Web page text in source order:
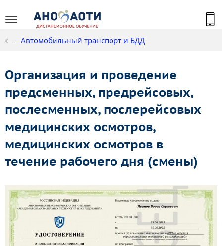
Автомобильный транспорт и БДД
Организация и проведение
предсменных, предрейсовых,
послесменных, послерейсовых
медицинских осмотров,
медицинских осмотров в
течение рабочего дня (смены)